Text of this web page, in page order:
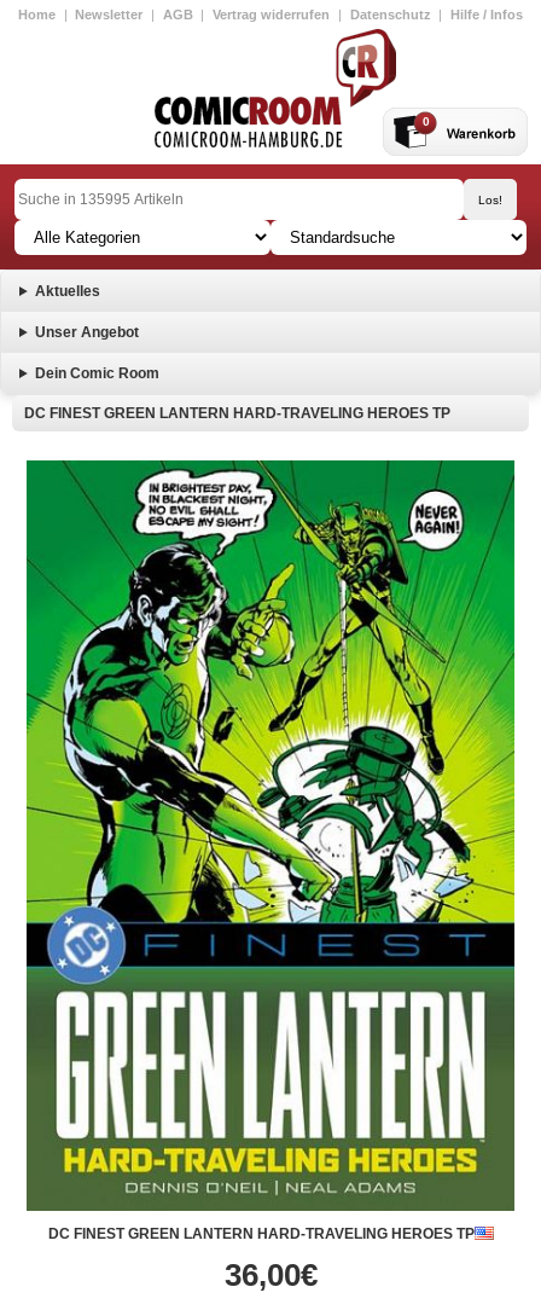
Home | Newsletter | AGB | Vertrag widerrufen | Datenschutz | Hilfe / Infos
0
Aktuelles
Unser Angebot
Dein Comic Room
DC FINEST GREEN LANTERN HARD-TRAVELING HEROES TP
DC FINEST GREEN LANTERN HARD-TRAVELING HEROES TP
36,00€